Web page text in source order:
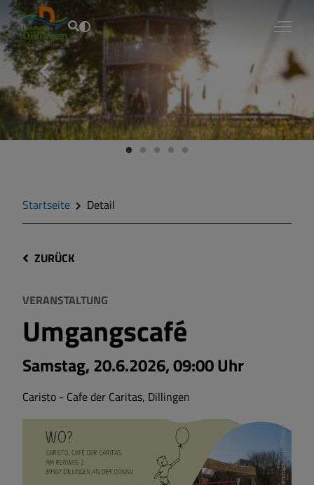
Fouad Vollmer
Startseite Detail
ZURÜCK
VERANSTALTUNG
Umgangscafé
Samstag, 20.6.2026, 09:00 Uhr
Caristo - Cafe der Caritas, Dillingen
Landratsamt Dillingen